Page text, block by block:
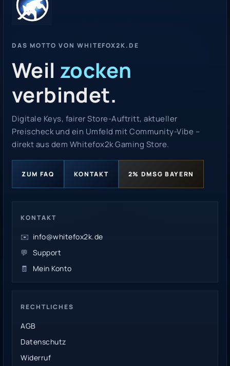
DAS MOTTO VON WHITEFOX2K.DE
Weil zocken
verbindet.
Digitale Keys, fairer Store-Auftritt, aktueller
Preischeck und ein Umfeld mit Community-Vibe –
direkt aus dem Whitefox2k Gaming Store.
ZUM FAQ KONTAKT 2% DMSG BAYERN
KONTAKT
✉️ info@whitefox2k.de
💬 Support
🧾
Mein Konto
RECHTLICHES
AGB
Datenschutz
Widerruf